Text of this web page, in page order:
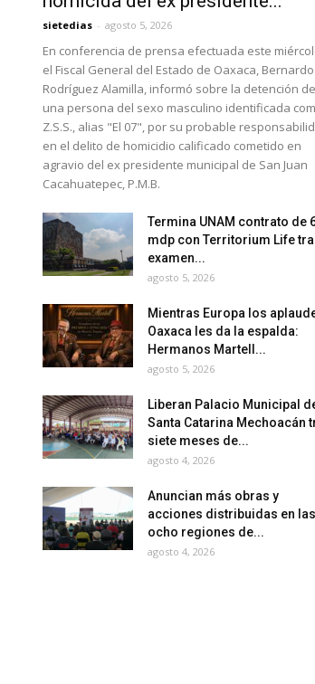
sietedias - agosto 5, 2026
En conferencia de prensa efectuada este
el Fiscal General del Estado de Oaxaca, Bernardo
Rodríguez Alamilla, informó sobre la detención de
una persona del sexo masculino identificada
Z.S.S., alias "El 07", por su probable
en el delito de homicidio calificado cometido en
agravio del ex presidente municipal de San Juan
Cacahuatepec, P.M.B.
Termina UNAM contrato de
mdp con Territorium Life
examen...
agosto 5, 2026
Mientras Europa los
Oaxaca les da la espalda:
Hermanos Martell...
agosto 5, 2026
Liberan Palacio Municipal
Santa Catarina Mechoacán
siete meses de...
agosto 4, 2026
Anuncian más obras y
acciones distribuidas en las
ocho regiones de...
agosto 4, 2026